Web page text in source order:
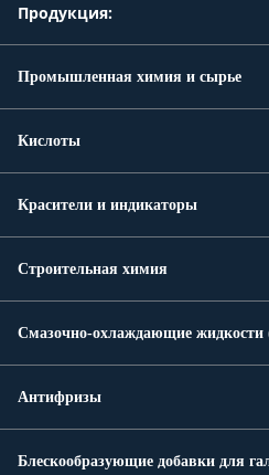
Продукция:
Промышленная химия и сырье
Кислоты
Красители и индикаторы
Строительная химия
Смазочно-охлаждающие
Антифризы
Блескообразующие добавки для